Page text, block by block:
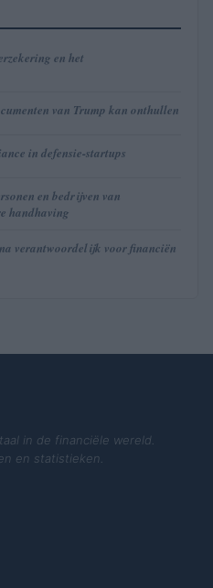
en het
van Trump kan onthullen
in defensie-startups
en bedrijven van
handhaving
verantwoordelijk voor financiën
in de financiële wereld.
en statistieken.